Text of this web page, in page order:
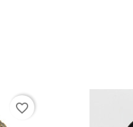
favorite_border